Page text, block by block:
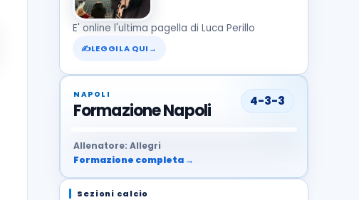
E' online l'ultima pagella di Luca Perillo
✍LEGGILA QUI →
NAPOLI
Formazione Napoli 4-3-3
Allenatore: Allegri
Formazione completa →
Sezioni calcio